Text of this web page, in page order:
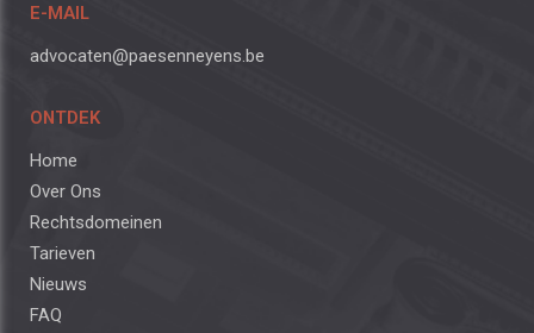
E-MAIL
advocaten@paesenneyens.be
ONTDEK
Home
Over Ons
Rechtsdomeinen
Tarieven
Nieuws
FAQ